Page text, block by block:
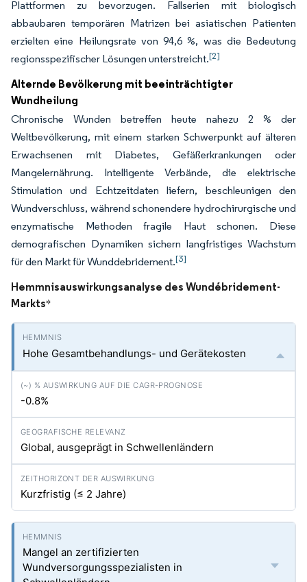
Plattformen zu bevorzugen. Fallserien mit biologisch
abbaubaren temporären Matrizen bei asiatischen Patienten
erzielten eine Heilungsrate von 94,6 %, was die Bedeutung
regionsspezifischer Lösungen unterstreicht.[2]
Alternde Bevölkerung mit beeinträchtigter
Wundheilung
Chronische Wunden betreffen heute nahezu 2 % der
Weltbevölkerung, mit einem starken Schwerpunkt auf älteren
Erwachsenen mit Diabetes, Gefäßerkrankungen oder
Mangelernährung. Intelligente Verbände, die elektrische
Stimulation und Echtzeitdaten liefern, beschleunigen den
Wundverschluss, während schonendere hydrochirurgische und
enzymatische Methoden fragile Haut schonen. Diese
demografischen Dynamiken sichern langfristiges Wachstum
für den Markt für Wunddebridement.[3]
Hemmnisauswirkungsanalyse des Wundébridement-
Markts*
Hohe Gesamtbehandlungs- und Gerätekosten
-0.8%
Global, ausgeprägt in Schwellenländern
Kurzfristig (≤ 2 Jahre)
Mangel an zertifizierten
Wundversorgungsspezialisten in